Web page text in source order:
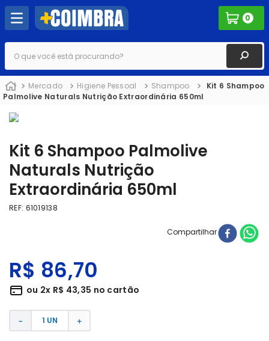
0
O que você está procurando?
Mercado Higiene Pessoal Shampoo
Kit 6 Shampoo
Palmolive Naturals Nutrição Extraordinária 650ml
Kit 6 Shampoo Palmolive
Naturals Nutrição
Extraordinária 650ml
REF: 61019138
Compartilhar
R$ 86,70
ou 2x R$ 43,35 no cartão
＋
－